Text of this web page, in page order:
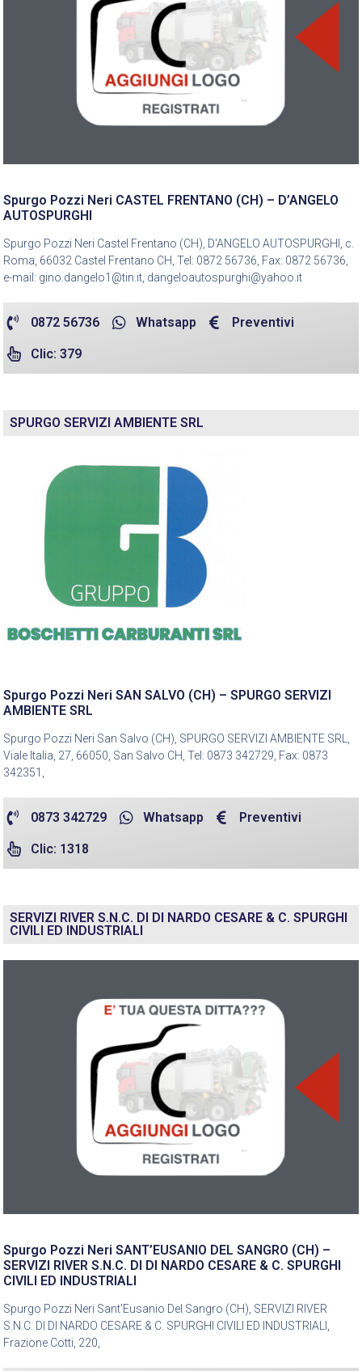
Spurgo Pozzi Neri CASTEL FRENTANO (CH) – D’ANGELO
AUTOSPURGHI
Spurgo Pozzi Neri Castel Frentano (CH), D'ANGELO AUTOSPURGHI, c.
Roma, 66032 Castel Frentano CH, Tel: 0872 56736, Fax: 0872 56736,
e-mail: gino.dangelo1@tin.it, dangeloautospurghi@yahoo.it
0872 56736 Whatsapp Preventivi
Clic: 379
SPURGO SERVIZI AMBIENTE SRL
Spurgo Pozzi Neri SAN SALVO (CH) – SPURGO SERVIZI
AMBIENTE SRL
Spurgo Pozzi Neri San Salvo (CH), SPURGO SERVIZI AMBIENTE SRL,
Viale Italia, 27, 66050, San Salvo CH, Tel: 0873 342729, Fax: 0873
342351,
0873 342729 Whatsapp Preventivi
Clic: 1318
SERVIZI RIVER S.N.C. DI DI NARDO CESARE & C. SPURGHI
CIVILI ED INDUSTRIALI
Spurgo Pozzi Neri SANT’EUSANIO DEL SANGRO (CH) –
SERVIZI RIVER S.N.C. DI DI NARDO CESARE & C. SPURGHI
CIVILI ED INDUSTRIALI
Spurgo Pozzi Neri Sant'Eusanio Del Sangro (CH), SERVIZI RIVER
S.N.C. DI DI NARDO CESARE & C. SPURGHI CIVILI ED INDUSTRIALI,
Frazione Cotti, 220,